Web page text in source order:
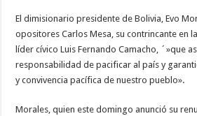
El dimisionario presidente de Bolivia, Evo
opositores Carlos Mesa, su contrincante en
líder cívico Luis Fernando Camacho, ´»que
responsabilidad de pacificar al país y
y convivencia pacífica de nuestro pueblo».
Morales, quien este domingo anunció su